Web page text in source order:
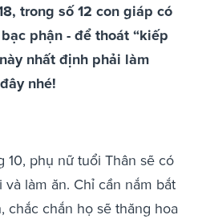
trong số 12 con giáp có
phận - để thoát “kiếp
nhất định phải làm
nhé!
10, phụ nữ tuổi Thân sẽ có
làm ăn. Chỉ cần nắm bắt
chắc chắn họ sẽ thăng hoa